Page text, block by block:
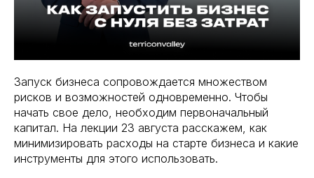
Запуск бизнеса сопровождается множеством
рисков и возможностей одновременно. Чтобы
начать свое дело, необходим первоначальный
капитал. На лекции 23 августа расскажем, как
минимизировать расходы на старте бизнеса и какие
инструменты для этого использовать.